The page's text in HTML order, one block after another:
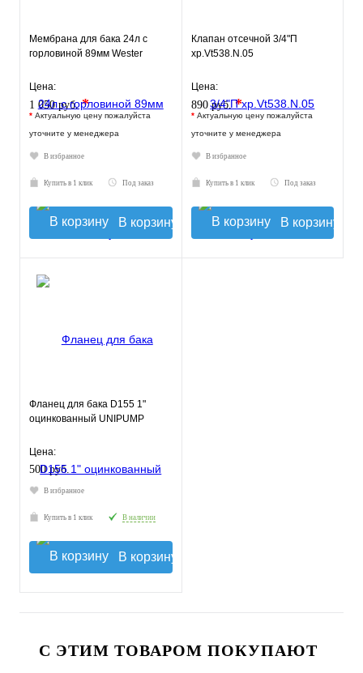
Мембрана для бака 24л с
горловиной 89мм Wester
Цена:
1 050 руб.*
* Актуальную цену пожалуйста
уточните у менеджера
В избранное
Купить в 1 клик Под заказ
В корзину
Клапан отсечной 3/4"П
хр.Vt538.N.05
Цена:
890 руб.*
* Актуальную цену пожалуйста
уточните у менеджера
В избранное
Купить в 1 клик Под заказ
В корзину
Фланец для бака D155 1"
оцинкованный UNIPUMP
Цена:
500 руб.
В избранное
Купить в 1 клик В наличии
В корзину
С ЭТИМ ТОВАРОМ ПОКУПАЮТ